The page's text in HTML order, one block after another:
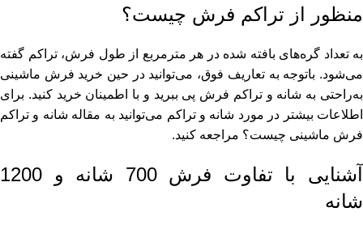
منظور از تراکم فرش چیست؟
به تعداد گره‌های بافته شده در هر مترمربع از طول فرش، تراکم گفته
می‌شود. باتوجه‌ به تعاریف فوق، می‌توانید در حین خرید فرش ماشینی
به‌راحتی به شانه و تراکم فرش پی ببرید و با اطمینان خرید کنید. برای
اطلاعات بیشتر در مورد شانه و تراکم می‌توانید به مقاله شانه و تراکم
فرش ماشینی چیست؟ مراجعه کنید.
آشنایی با تفاوت فرش 700 شانه و 1200
شانه